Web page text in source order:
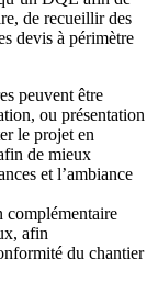
de recueillir des
devis à périmètre
peuvent être
ou présentation
le projet en
de mieux
et l’ambiance
complémentaire
afin
du chantier